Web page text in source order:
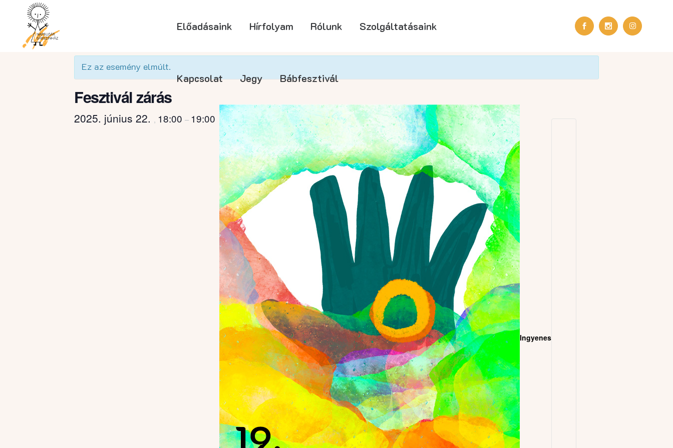
Előadásaink Hírfolyam Rólunk Szolgáltatásaink
Kapcsolat Jegy Bábfesztivál
Ez az esemény elmúlt.
Fesztivál zárás
2025. június 22. , 18:00 – 19:00
Ingyenes